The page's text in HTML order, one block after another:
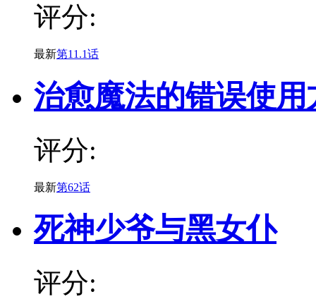
评分:
最新第11.1话
治愈魔法的错误使用
评分:
最新第62话
死神少爷与黑女仆
评分: